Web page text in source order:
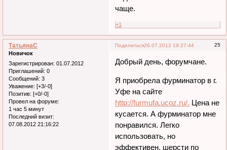
чаще.
+1
Поделиться 25
26.07.2012 19:27:44
ТатьянаC
Новичок
Зарегистрирован: 01.07.2012
Приглашений: 0
Сообщений: 3
Уважение: [+3/-0]
Позитив: [+0/-0]
Провел на форуме:
1 час 5 минут
Последний визит:
07.08.2012 21:16:22
Добрый день, форумчане.
Я приобрела фурминатор в г.
Уфе на сайте
http://furmufa.ucoz.ru/. Цена не
кусается. А фурминатор мне
понравился. Легко
использовать, но
эффективен, шерсти по